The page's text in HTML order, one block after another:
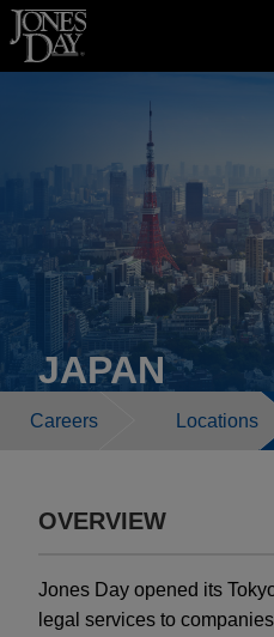
Skip to content
JAPAN
Careers Locations
OVERVIEW
Jones Day opened its
legal services to